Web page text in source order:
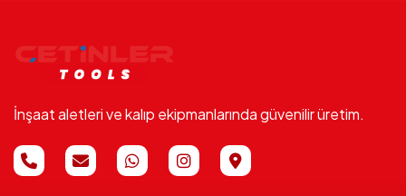
İnşaat aletleri ve kalıp ekipmanlarında güvenilir üretim.